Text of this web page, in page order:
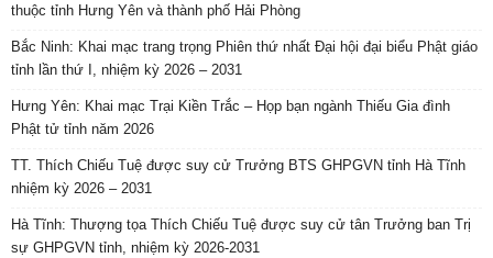
thuộc tỉnh Hưng Yên và thành phố Hải Phòng
Bắc Ninh: Khai mạc trang trọng Phiên thứ nhất Đại hội đại biểu Phật giáo
tỉnh lần thứ I, nhiệm kỳ 2026 – 2031
Hưng Yên: Khai mạc Trại Kiền Trắc – Họp bạn ngành Thiếu Gia đình
Phật tử tỉnh năm 2026
TT. Thích Chiếu Tuệ được suy cử Trưởng BTS GHPGVN tỉnh Hà Tĩnh
nhiệm kỳ 2026 – 2031
Hà Tĩnh: Thượng tọa Thích Chiếu Tuệ được suy cử tân Trưởng ban Trị
sự GHPGVN tỉnh, nhiệm kỳ 2026-2031